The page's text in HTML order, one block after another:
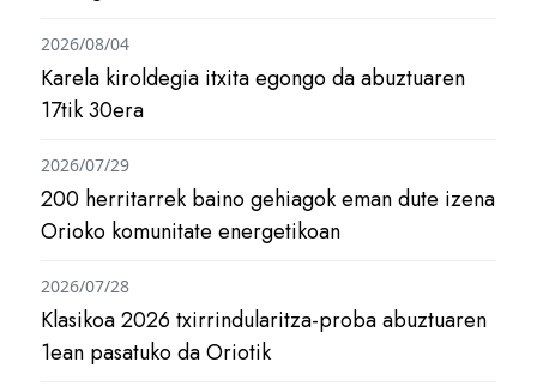
Karela kiroldegia itxita egongo da abuztuaren
17tik 30era
2026/08/04
200 herritarrek baino gehiagok eman dute izena
Orioko komunitate energetikoan
2026/07/29
Klasikoa 2026 txirrindularitza-proba abuztuaren
1ean pasatuko da Oriotik
2026/07/28